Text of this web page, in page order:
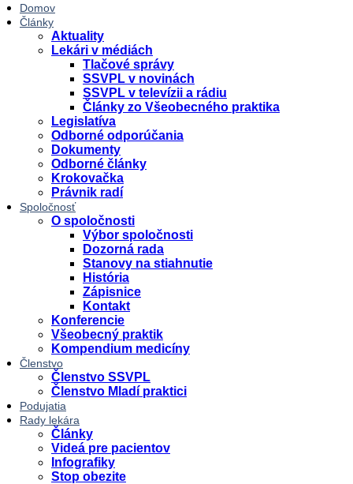
Domov
Články
Aktuality
Lekári v médiách
Tlačové správy
SSVPL v novinách
SSVPL v televízii a rádiu
Články zo Všeobecného praktika
Legislatíva
Odborné odporúčania
Dokumenty
Odborné články
Krokovačka
Právnik radí
Spoločnosť
O spoločnosti
Výbor spoločnosti
Dozorná rada
Stanovy na stiahnutie
História
Zápisnice
Kontakt
Konferencie
Všeobecný praktik
Kompendium medicíny
Členstvo
Členstvo SSVPL
Členstvo Mladí praktici
Podujatia
Rady lekára
Články
Videá pre pacientov
Infografiky
Stop obezite